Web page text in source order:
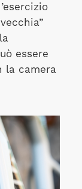
essere
la camera